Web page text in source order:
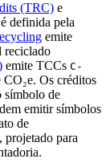
(TRC) e
definida pela
emite
reciclado
emite TCCs C-
CO₂e. Os créditos
símbolo de
emitir símbolos
de
projetado para